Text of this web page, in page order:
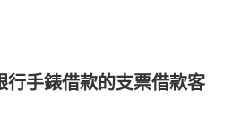
行手錶借款的支票借款客